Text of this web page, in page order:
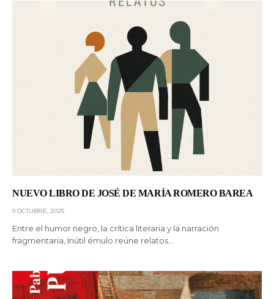
NUEVO LIBRO DE JOSÉ DE MARÍA ROMERO BAREA
9 OCTUBRE, 2025
Entre el humor negro, la crítica literaria y la narración
fragmentaria, Inútil émulo reúne relatos…